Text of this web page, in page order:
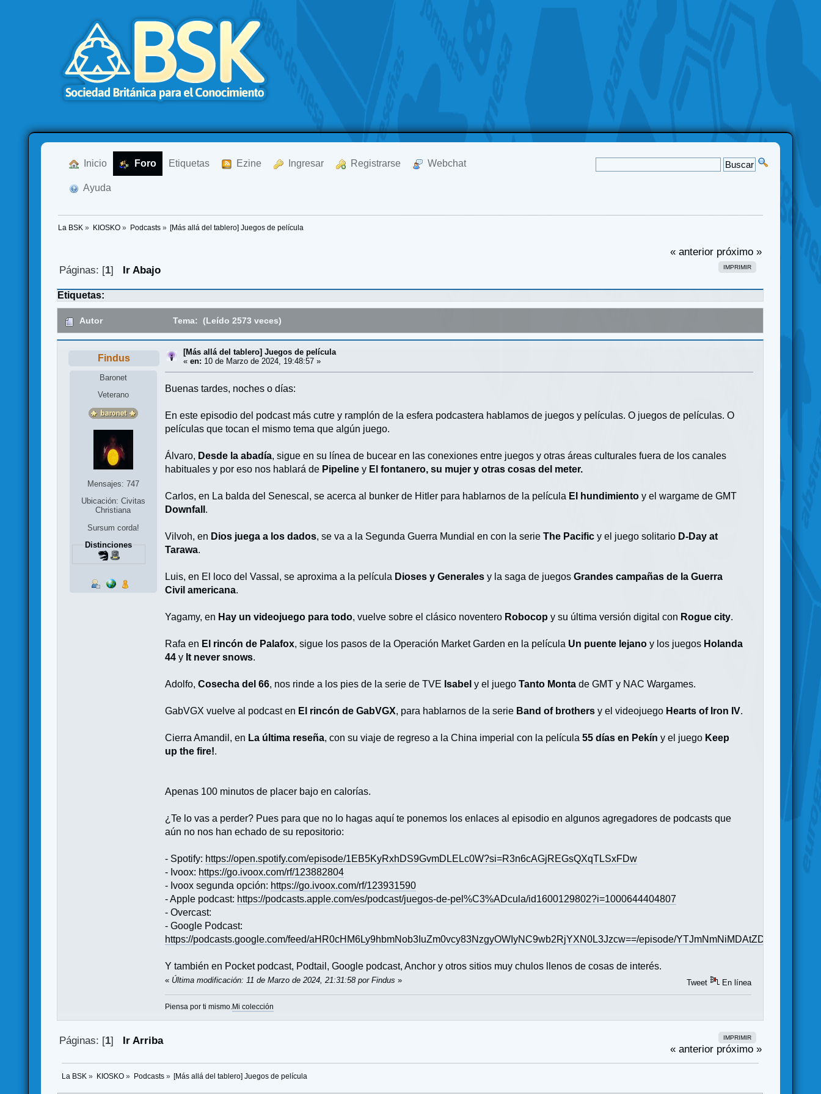
Inicio Foro Etiquetas Ezine Ingresar Registrarse Webchat
Ayuda
La BSK » KIOSKO» Podcasts» [Más allá del tablero] Juegos de película
« anterior próximo »
IMPRIMIR
Páginas: [1] Ir Abajo
Etiquetas:
Autor Tema: (Leído 2573 veces)
Findus
Baronet
Veterano
Mensajes: 747
Ubicación: Civitas
Christiana
Sursum corda!
Distinciones
[Más allá del tablero] Juegos de película
«en: 10 de Marzo de 2024, 19:48:57 »
Buenas tardes, noches o días:
En este episodio del podcast más cutre y ramplón de la esfera podcastera hablamos de juegos y películas. O juegos de películas. O
películas que tocan el mismo tema que algún juego.
Álvaro, Desde la abadía, sigue en su línea de bucear en las conexiones entre juegos y otras áreas culturales fuera de los canales
habituales y por eso nos hablará de Pipeline y El fontanero, su mujer y otras cosas del meter.
Carlos, en La balda del Senescal, se acerca al bunker de Hitler para hablarnos de la película El hundimiento y el wargame de GMT
Downfall .
Vilvoh, en Dios juega a los dados, se va a la Segunda Guerra Mundial en con la serieThe Pacific y el juego solitario D-Day at
Tarawa.
Luis, en El loco del Vassal, se aproxima a la película Dioses y Generales y la saga de juegosGrandes campañas de la Guerra
Civil americana.
Yagamy, en Hay un videojuego para todo, vuelve sobre el clásico noventero Robocop y su última versión digital con Rogue city.
Rafa en El rincón de Palafox, sigue los pasos de la Operación Market Garden en la película Un puente lejano y los juegos Holanda
44 y It never snows.
Adolfo,Cosecha del 66, nos rinde a los pies de la serie de TVE Isabel y el juegoTanto Monta de GMT y NAC Wargames.
GabVGX vuelve al podcast en El rincón de GabVGX, para hablarnos de la serie Band of brothers y el videojuego Hearts of Iron IV.
Cierra Amandil, en La última reseña, con su viaje de regreso a la China imperial con la película55 días en Pekín y el juego Keep
up the fire!.
Apenas 100 minutos de placer bajo en calorías.
¿Te lo vas a perder? Pues para que no lo hagas aquí te ponemos los enlaces al episodio en algunos agregadores de podcasts que
aún no nos han echado de su repositorio:
- Spotify: https://open.spotify.com/episode/1EB5KyRxhDS9GvmDLELc0W?si=R3n6cAGjREGsQXqTLSxFDw
- Ivoox: https://go.ivoox.com/rf/123882804
- Ivoox segunda opción: https://go.ivoox.com/rf/123931590
- Apple podcast: https://podcasts.apple.com/es/podcast/juegos-de-pel%C3%ADcula/id1600129802?i=1000644404807
- Overcast:
- Google Podcast:
https://podcasts.google.com/feed/aHR0cHM6Ly9hbmNob3IuZm0vcy83NzgyOWIyNC9wb2RjYXN0L3Jzcw==/episode/
Y también en Pocket podcast, Podtail, Google podcast, Anchor y otros sitios muy chulos llenos de cosas de interés.
« Última modificación: 11 de Marzo de 2024, 21:31:58 por Findus » Tweet En línea
Piensa por ti mismo. Mi colección
IMPRIMIR
Páginas: [1] Ir Arriba
« anterior próximo »
La BSK » KIOSKO» Podcasts» [Más allá del tablero] Juegos de película